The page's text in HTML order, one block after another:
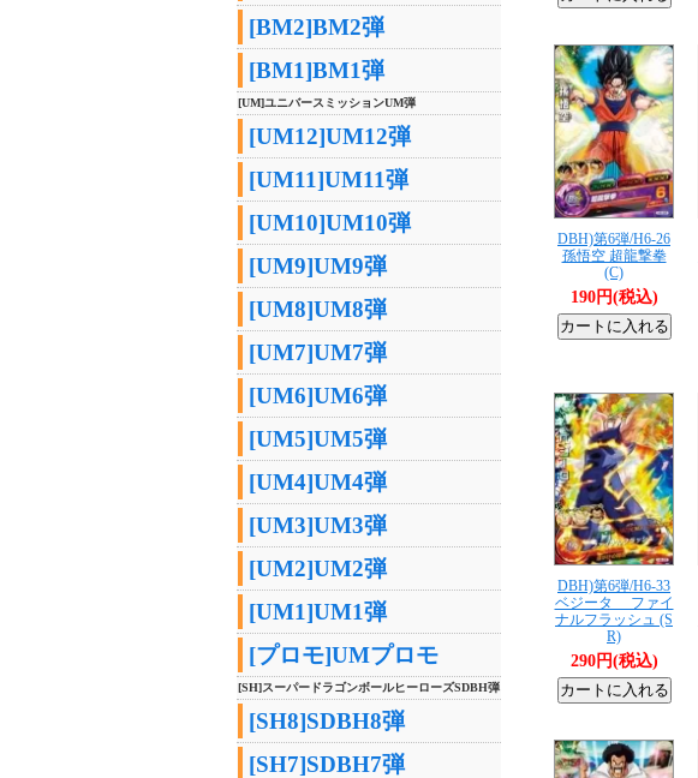
[BM2]BM2弾
[BM1]BM1弾
[UM]ユニバースミッションUM弾
[UM12]UM12弾
[UM11]UM11弾
[UM10]UM10弾
[UM9]UM9弾
[UM8]UM8弾
[UM7]UM7弾
[UM6]UM6弾
[UM5]UM5弾
[UM4]UM4弾
[UM3]UM3弾
[UM2]UM2弾
[UM1]UM1弾
[プロモ]UMプロモ
[SH]スーパードラゴンボールヒーローズSDBH弾
[SH8]SDBH8弾
[SH7]SDBH7弾
DBH)第6弾/H6-26
孫悟空 超龍撃拳
(C)
190円(税込)
DBH)第6弾/H6-33
ベジータ ファイ
ナルフラッシュ (S
R)
290円(税込)